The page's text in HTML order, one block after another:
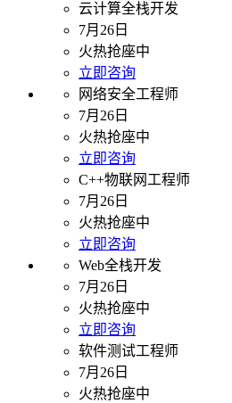
云计算全栈开发
7月26日
火热抢座中
立即咨询
网络安全工程师
7月26日
火热抢座中
立即咨询
C++物联网工程师
7月26日
火热抢座中
立即咨询
Web全栈开发
7月26日
火热抢座中
立即咨询
软件测试工程师
7月26日
火热抢座中